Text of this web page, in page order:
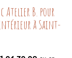
Atelier B. pour
à Saint-